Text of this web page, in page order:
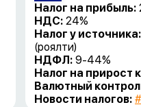
Налог на прибыль:
НДС:24%
Налог у источника:
(роялти)
НДФЛ:9-44%
Налог на прирост
Валютный
Новости налогов: